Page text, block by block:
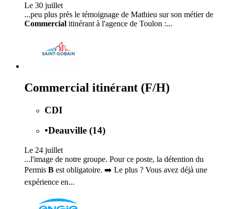
Le 30 juillet
...peu plus près le témoignage de Mathieu sur son métier de
Commercial itinérant à l'agence de Toulon :...
Commercial itinérant (F/H)
CDI
•Deauville (14)
Le 24 juillet
...l'image de notre groupe. Pour ce poste, la détention du
Permis B est obligatoire. ➡️ Le plus ? Vous avez déjà une
expérience en...